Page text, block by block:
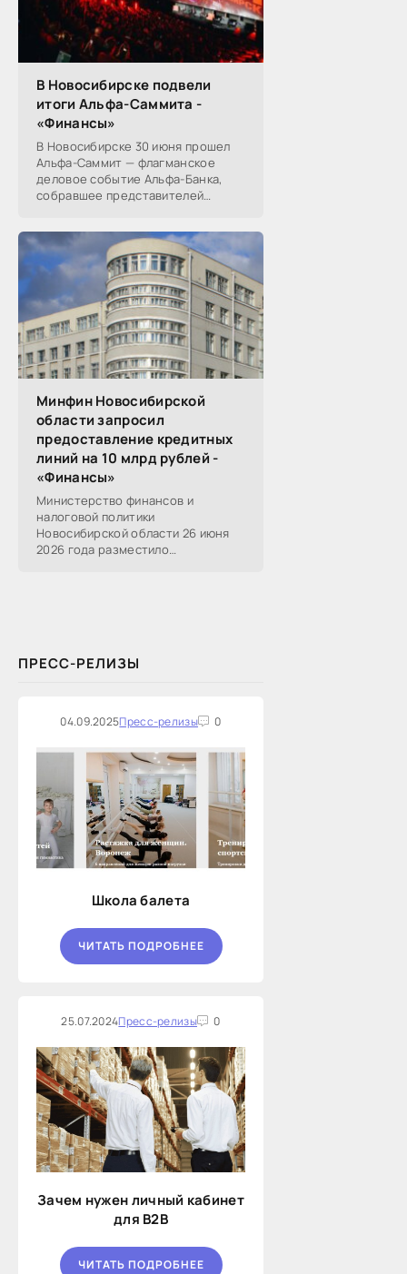
В Новосибирске подвели
итоги Альфа-Саммита -
«Финансы»
В Новосибирске 30 июня прошел
Альфа-Саммит — флагманское
деловое событие Альфа-Банка,
собравшее представителей
реального, технологического,
финансового и других
Минфин Новосибирской
области запросил
предоставление кредитных
линий на 10 млрд рублей -
«Финансы»
Министерство финансов и
налоговой политики
Новосибирской области 26 июня
2026 года разместило
ПРЕСС-РЕЛИЗЫ
04.09.2025Пресс-релизы 0
Школа балета
ЧИТАТЬ ПОДРОБНЕЕ
25.07.2024Пресс-релизы 0
Зачем нужен личный кабинет
для B2B
ЧИТАТЬ ПОДРОБНЕЕ